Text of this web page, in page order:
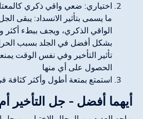
اختياري: ضعي واقي ذكري
ما يسمى بتأثير الانسداد: يبقى
الواقي الذكري، ويجف ببطء
بشكل أفضل في الجلد بسبب
تأثير التأخير وفي نفس الوقت يمنع
الحصول على أي منها
استمتع بمتعة أطول وأكثر كثافة
أيهما أفضل - جل التأخير